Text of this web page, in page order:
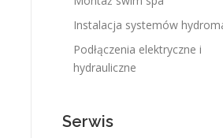
Instalacja systemów
Podłączenia elektryczne i
hydrauliczne
Serwis